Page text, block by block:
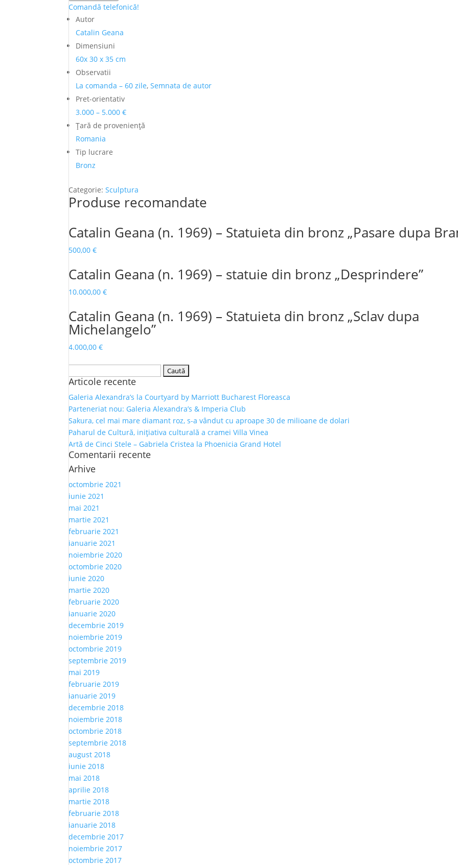
Geana
(n.
1969)
din
bronz
"Sclav
dupa
Michelangelo"
Comandă telefonică!
Autor
Catalin Geana
Dimensiuni
60x 30 x 35 cm
Observatii
La comanda – 60 zile,Semnata de autor
Pret-orientativ
3.000 – 5.000 €
Ţară de provenienţă
Romania
Tip lucrare
Bronz
Categorie:Sculptura
Produse recomandate
Catalin Geana (n. 1969) – Statuieta din bronz „Pasare dupa
500,00€
Catalin Geana (n. 1969) – statuie din bronz „Desprindere”
10.000,00€
Catalin Geana (n. 1969) – Statuieta din bronz „Sclav dupa
Michelangelo”
4.000,00€
după:
Articole recente
Galeria Alexandra’s la Courtyard by Marriott Bucharest Floreasca
Parteneriat nou: Galeria Alexandra’s & Imperia Club
Sakura, cel mai mare diamant roz, s-a vândut cu aproape 30 de milioane de dolari
Paharul de Cultură, inițiativa culturală a cramei Villa Vinea
Artă de Cinci Stele – Gabriela Cristea la Phoenicia Grand Hotel
Comentarii recente
Arhive
octombrie 2021
iunie 2021
mai 2021
martie 2021
februarie 2021
ianuarie 2021
noiembrie 2020
octombrie 2020
iunie 2020
martie 2020
februarie 2020
ianuarie 2020
decembrie 2019
noiembrie 2019
octombrie 2019
septembrie 2019
mai 2019
februarie 2019
ianuarie 2019
decembrie 2018
noiembrie 2018
octombrie 2018
septembrie 2018
august 2018
iunie 2018
mai 2018
aprilie 2018
martie 2018
februarie 2018
ianuarie 2018
decembrie 2017
noiembrie 2017
octombrie 2017